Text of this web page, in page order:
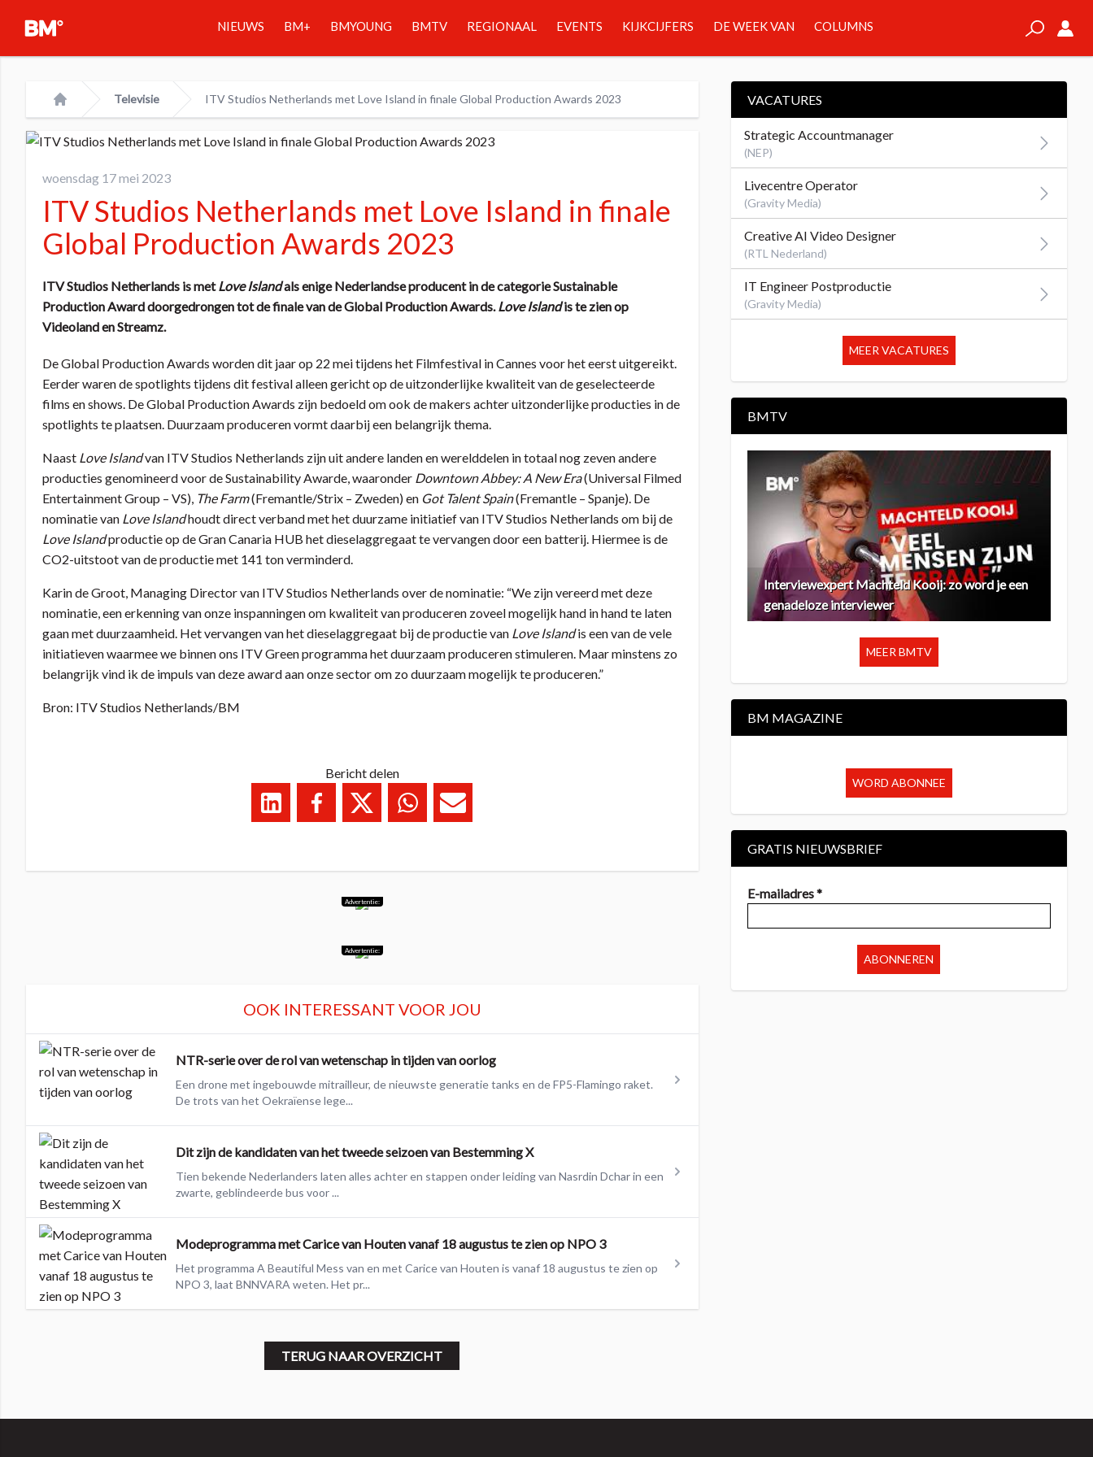
NIEUWS BM+ BMYOUNG BMTV REGIONAAL EVENTS KIJKCIJFERS DE WEEK VAN COLUMNS
Home
Televisie ITV Studios Netherlands met Love Island in finale Global Production Awards 2023
woensdag 17 mei 2023
ITV Studios Netherlands met Love Island in finale
Global Production Awards 2023
ITV Studios Netherlands is metLove Islandals enige Nederlandse producent in de categorie Sustainable
Production Award doorgedrongen tot de finale van de Global Production Awards.Love Islandis te zien op
Videoland en Streamz.
De Global Production Awards worden dit jaar op 22 mei tijdens het Filmfestival in Cannes voor het eerst uitgereikt.
Eerder waren de spotlights tijdens dit festival alleen gericht op de uitzonderlijke kwaliteit van de geselecteerde
films en shows. De Global Production Awards zijn bedoeld om ook de makers achter uitzonderlijke producties in de
spotlights te plaatsen. Duurzaam produceren vormt daarbij een belangrijk thema.
Naast Love Islandvan ITV Studios Netherlands zijn uit andere landen en werelddelen in totaal nog zeven andere
producties genomineerd voor de Sustainability Awarde, waaronder Downtown Abbey: A New Era(Universal Filmed
Entertainment Group – VS), The Farm(Fremantle/Strix – Zweden) en Got Talent Spain(Fremantle – Spanje). De
nominatie van Love Islandhoudt direct verband met het duurzame initiatief van ITV Studios Netherlands om bij de
Love Islandproductie op de Gran Canaria HUB het dieselaggregaat te vervangen door een batterij. Hiermee is de
CO2-uitstoot van de productie met 141 ton verminderd.
Karin de Groot, Managing Director van ITV Studios Netherlands over de nominatie: “We zijn vereerd met deze
nominatie, een erkenning van onze inspanningen om kwaliteit van produceren zoveel mogelijk hand in hand te laten
gaan met duurzaamheid. Het vervangen van het dieselaggregaat bij de productie van Love Islandis een van de vele
initiatieven waarmee we binnen ons ITV Green programma het duurzaam produceren stimuleren. Maar minstens zo
belangrijk vind ik de impuls van deze award aan onze sector om zo duurzaam mogelijk te produceren.”
Bron: ITV Studios Netherlands/BM
Bericht delen
Advertentie:
Advertentie:
OOK INTERESSANT VOOR JOU
NTR-serie over de rol van wetenschap in tijden van oorlog
Een drone met ingebouwde mitrailleur, de nieuwste generatie tanks en de FP5-Flamingo raket.
De trots van het Oekraïense lege...
Dit zijn de kandidaten van het tweede seizoen van Bestemming X
Tien bekende Nederlanders laten alles achter en stappen onder leiding van Nasrdin Dchar in een
zwarte, geblindeerde bus voor ...
Modeprogramma met Carice van Houten vanaf 18 augustus te zien op NPO 3
Het programma A Beautiful Mess van en met Carice van Houten is vanaf 18 augustus te zien op
NPO 3, laat BNNVARA weten. Het pr...
TERUG NAAR OVERZICHT
VACATURES
Strategic Accountmanager
(NEP)
Livecentre Operator
(Gravity Media)
Creative AI Video Designer
(RTL Nederland)
IT Engineer Postproductie
(Gravity Media)
MEER VACATURES
BMTV
Interviewexpert Machteld Kooij: zo word je een
genadeloze interviewer
MEER BMTV
BM MAGAZINE
WORD ABONNEE
GRATIS NIEUWSBRIEF
E-mailadres *
ABONNEREN